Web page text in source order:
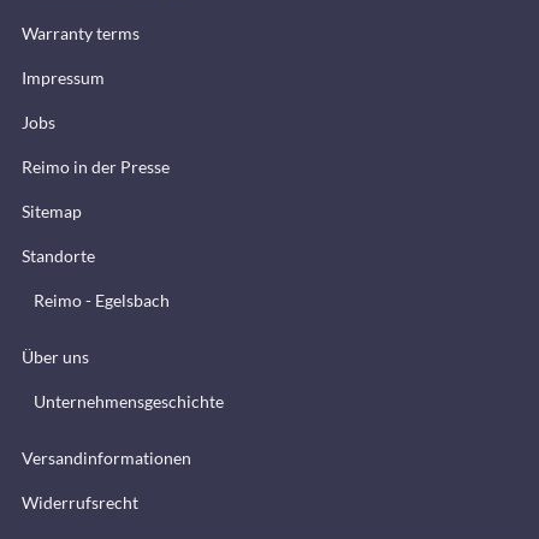
Warranty terms
Impressum
Jobs
Reimo in der Presse
Sitemap
Standorte
Reimo - Egelsbach
Über uns
Unternehmensgeschichte
Versandinformationen
Widerrufsrecht